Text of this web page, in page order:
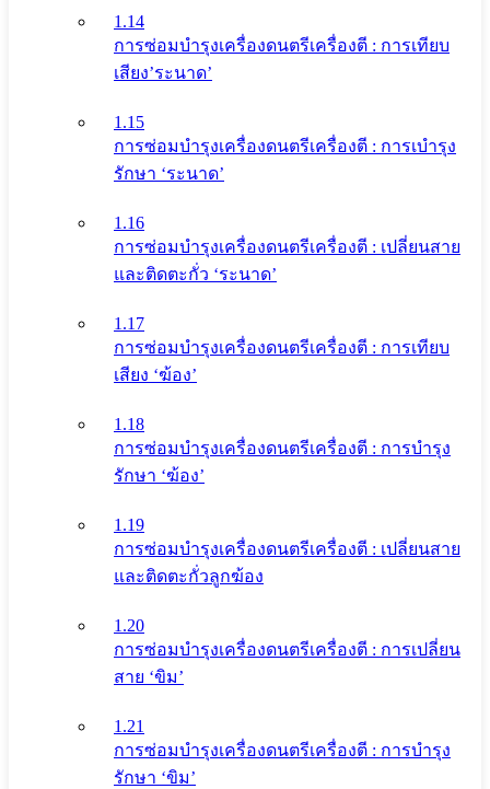
1.14
การซ่อมบำรุงเครื่องดนตรีเครื่องตี : การเทียบ
เสียง’ระนาด’
1.15
การซ่อมบำรุงเครื่องดนตรีเครื่องตี : การเบำรุง
รักษา ‘ระนาด’
1.16
การซ่อมบำรุงเครื่องดนตรีเครื่องตี : เปลี่ยนสาย
และติดตะกั่ว ‘ระนาด’
1.17
การซ่อมบำรุงเครื่องดนตรีเครื่องตี : การเทียบ
เสียง ‘ฆ้อง’
1.18
การซ่อมบำรุงเครื่องดนตรีเครื่องตี : การบำรุง
รักษา ‘ฆ้อง’
1.19
การซ่อมบำรุงเครื่องดนตรีเครื่องตี : เปลี่ยนสาย
และติดตะกั่วลูกฆ้อง
1.20
การซ่อมบำรุงเครื่องดนตรีเครื่องตี : การเปลี่ยน
สาย ‘ขิม’
1.21
การซ่อมบำรุงเครื่องดนตรีเครื่องตี : การบำรุง
รักษา ‘ขิม’